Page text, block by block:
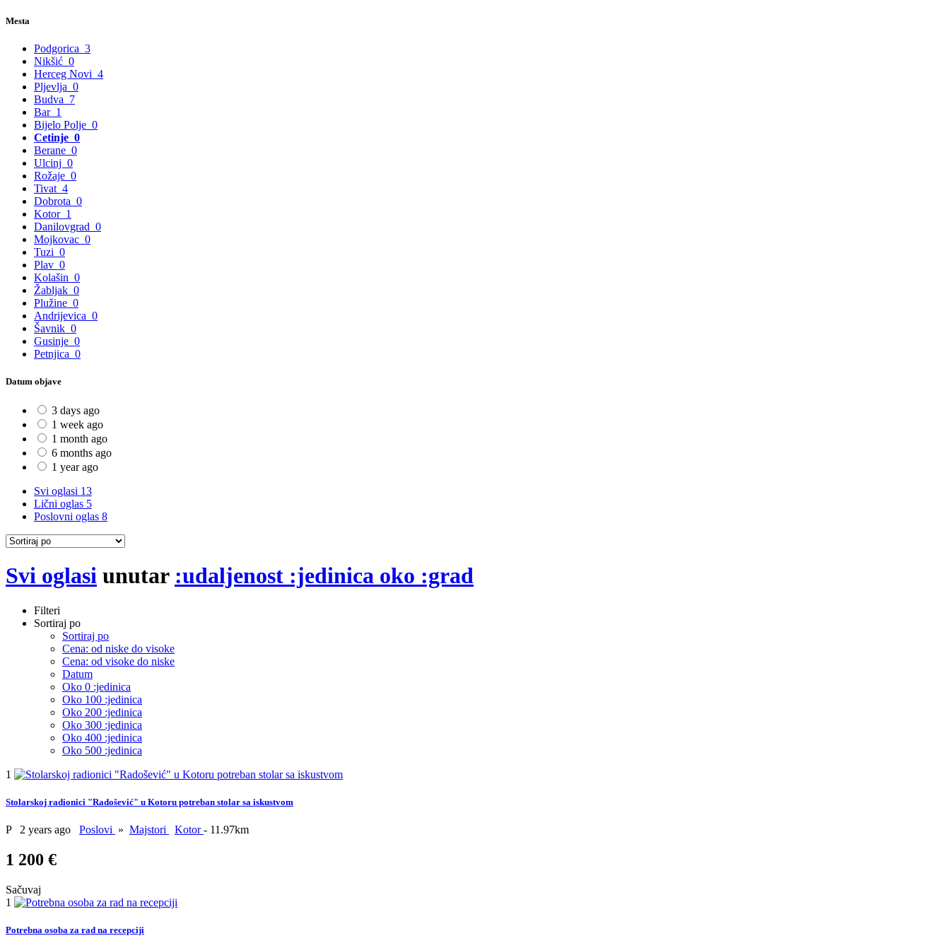
Mesta
Podgorica 3
Nikšić 0
Herceg Novi 4
Pljevlja 0
Budva 7
Bar 1
Bijelo Polje 0
Cetinje 0
Berane 0
Ulcinj 0
Rožaje 0
Tivat 4
Dobrota 0
Kotor 1
Danilovgrad 0
Mojkovac 0
Tuzi 0
Plav 0
Kolašin 0
Žabljak 0
Plužine 0
Andrijevica 0
Šavnik 0
Gusinje 0
Petnjica 0
Datum objave
3 days ago
1 week ago
1 month ago
6 months ago
1 year ago
Svi oglasi 13
Lični oglas 5
Poslovni oglas 8
Svi oglasi unutar :udaljenost :jedinica oko :grad
Filteri
Sortiraj po
Sortiraj po
Cena: od niske do visoke
Cena: od visoke do niske
Datum
Oko 0 :jedinica
Oko 100 :jedinica
Oko 200 :jedinica
Oko 300 :jedinica
Oko 400 :jedinica
Oko 500 :jedinica
1
Stolarskoj radionici "Radošević" u Kotoru potreban stolar sa iskustvom
P 2 years ago Poslovi » Majstori Kotor- 11.97km
1 200 €
Sačuvaj
1
Potrebna osoba za rad na recepciji